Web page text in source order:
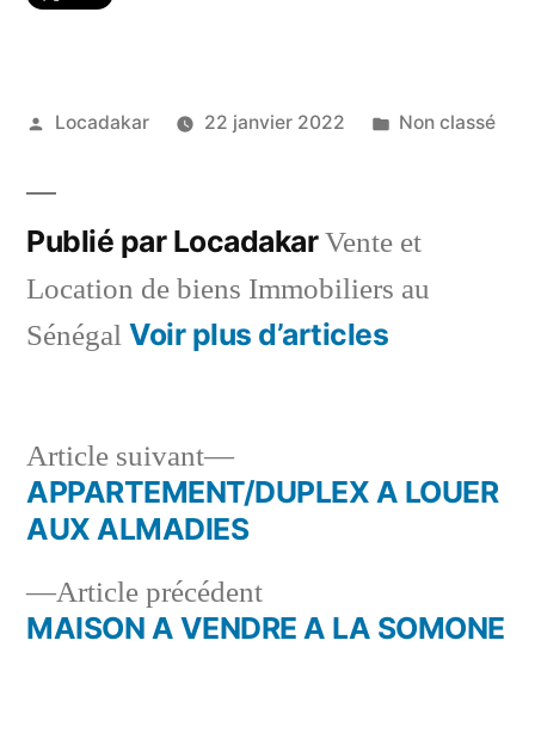
Publié
Locadakar 22 janvier 2022
Publié
Non classé
Publié par LocadakarVente et
Location de biens Immobiliers au
Sénégal Voir plus d’articles
Navigation
l’article
Article précédentArticle
précédent :
MAISON A VENDRE A LA SOMONE
Article suivant
Article
suivant :
APPARTEMENT/DUPLEX A LOUER
AUX ALMADIES